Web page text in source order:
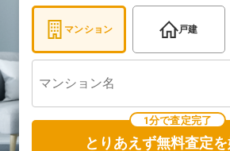
マンション 戸建
1分で査定完了
とりあえず無料査定